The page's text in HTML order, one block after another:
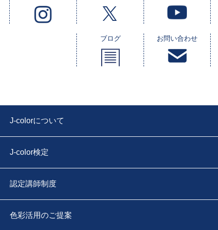
ブログ お問い合わせ
J-colorについて
J-color検定
認定講師制度
色彩活用のご提案